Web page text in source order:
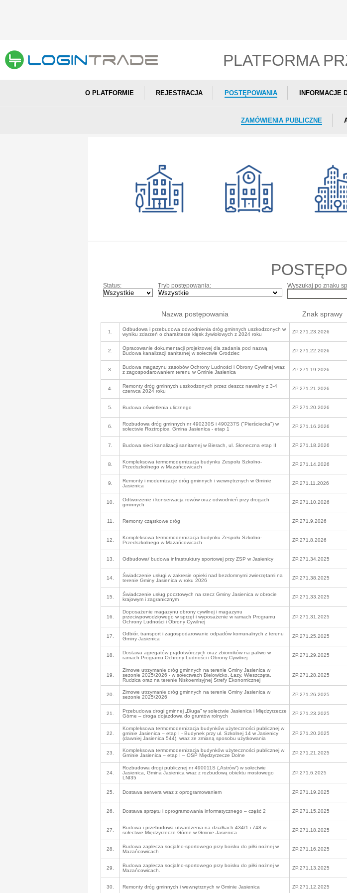
PLATFORMA
O PLATFORMIE REJESTRACJA POSTĘPOWANIA INFORMACJE
ZAMÓWIENIA PUBLICZNE
Status: Tryb postępowania: Wyszukaj po znaku
Nazwa postępowania Znak sprawy
1.
Odbudowa i przebudowa odwodnienia dróg gminnych uszkodzonych w
wyniku zdarzeń o charakterze klęsk żywiołowych z 2024 roku
ZP.271.23.2026
2.
Opracowanie dokumentacji projektowej dla zadania pod nazwą
Budowa kanalizacji sanitarnej w sołectwie Grodziec
ZP.271.22.2026
3.
Budowa magazynu zasobów Ochrony Ludności i Obrony Cywilnej wraz
z zagospodarowaniem terenu w Gminie Jasienica
ZP.271.19.2026
4.
Remonty dróg gminnych uszkodzonych przez deszcz nawalny z 3-4
czerwca 2024 roku
ZP.271.21.2026
5. Budowa oświetlenia ulicznego ZP.271.20.2026
6.
Rozbudowa dróg gminnych nr 490230S i 490237S ("Pierściecka") w
sołectwie Roztropice, Gmina Jasienica - etap 1
ZP.271.16.2026
7. Budowa sieci kanalizacji sanitarnej w Bierach, ul. Słoneczna etap II ZP.271.18.2026
8.
Kompleksowa termomodernizacja budynku Zespołu Szkolno-
Przedszkolnego w Mazańcowicach
ZP.271.14.2026
9.
Remonty i modernizacje dróg gminnych i wewnętrznych w Gminie
Jasienica
ZP.271.11.2026
10.
Odtworzenie i konserwacja rowów oraz odwodnień przy drogach
gminnych
ZP.271.10.2026
11. Remonty cząstkowe dróg ZP.271.9.2026
12.
Kompleksowa termomodernizacja budynku Zespołu Szkolno-
Przedszkolnego w Mazańcowicach
ZP.271.8.2026
13. Odbudowa/ budowa infrastruktury sportowej przy ZSP w Jasienicy ZP.271.34.2025
14.
Świadczenie usługi w zakresie opieki nad bezdomnymi zwierzętami na
terenie Gminy Jasienica w roku 2026
ZP.271.38.2025
15.
Świadczenie usług pocztowych na rzecz Gminy Jasienica w obrocie
krajowym i zagranicznym
ZP.271.33.2025
16.
Doposażenie magazynu obrony cywilnej i magazynu
przeciwpowodziowego w sprzęt i wyposażenie w ramach Programu
Ochrony Ludności i Obrony Cywilnej
ZP.271.31.2025
17.
Odbiór, transport i zagospodarowanie odpadów komunalnych z terenu
Gminy Jasienica
ZP.271.25.2025
18.
Dostawa agregatów prądotwórczych oraz zbiorników na paliwo w
ramach Programu Ochrony Ludności i Obrony Cywilnej
ZP.271.29.2025
19.
Zimowe utrzymanie dróg gminnych na terenie Gminy Jasienica w
sezonie 2025/2026 - w sołectwach Bielowicko, Łazy, Wieszczęta,
Rudzica oraz na terenie Niskoemisyjnej Strefy Ekonomicznej
ZP.271.28.2025
20.
Zimowe utrzymanie dróg gminnych na terenie Gminy Jasienica w
sezonie 2025/2026
ZP.271.26.2025
21.
Przebudowa drogi gminnej „Długa” w sołectwie Jasienica i Międzyrzecze
Górne – droga dojazdowa do gruntów rolnych
ZP.271.23.2025
22.
Kompleksowa termomodernizacja budynków użyteczności publicznej w
gminie Jasienica – etap I - Budynek przy ul. Szkolnej 14 w Jasienicy
(dawniej Jasienica 544), wraz ze zmianą sposobu użytkowania
ZP.271.20.2025
23.
Kompleksowa termomodernizacja budynków użyteczności publicznej w
Gminie Jasienica – etap I – OSP Międzyrzecze Dolne
ZP.271.21.2025
24.
Rozbudowa drogi publicznej nr 490011S („Astrów”) w sołectwie
Jasienica, Gmina Jasienica wraz z rozbudową obiektu mostowego
LNI35
ZP.271.6.2025
25. Dostawa serwera wraz z oprogramowaniem ZP.271.19.2025
26. Dostawa sprzętu i oprogramowania informatycznego – część 2 ZP.271.15.2025
27.
Budowa i przebudowa utwardzenia na działkach 434/1 i 748 w
sołectwie Międzyrzecze Górne w Gminie Jasienica
ZP.271.18.2025
28.
Budowa zaplecza socjalno-sportowego przy boisku do piłki nożnej w
Mazańcowicach
ZP.271.16.2025
29.
Budowa zaplecza socjalno-sportowego przy boisku do piłki nożnej w
Mazańcowicach.
ZP.271.13.2025
30. Remonty dróg gminnych i wewnętrznych w Gminie Jasienica ZP.271.12.2025